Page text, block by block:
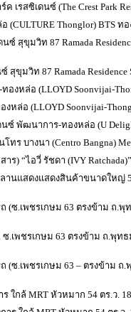
เรสซิเดนซ์ (The Crest Park
(CULTURE Thonglor) BTS ท
ซ์ สุขุมวิท 87 Ramada
ขุมวิท 87 Ramada Residence
งหล่อ (LLOYD Soonvijai-
ล่อ (LLOYD Soonvijai-
ซ์ พัฒนาการ-ทองหล่อ (U
ทร บางนา (Centro Bangna)
ร) “ไอวี่ รัชดา (IVY
านแสดงแสดงสินค้าขนาดใหญ่
(ซ.เพชรเกษม 63 ตรงข้าม ถ.
ซ.เพชรเกษม 63 ตรงข้าม ถ.พุ
(ซ.เพชรเกษม 63 – ตรงข้าม
ใกล้ MRT หัวหมาก 54 ตร.ว.